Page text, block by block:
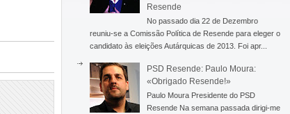
Resende
No passado dia 22 de Dezembro
reuniu-se a Comissão Política de Resende para eleger o
candidato às eleições Autárquicas de 2013. Foi apr...
PSD Resende: Paulo Moura:
«Obrigado Resende!»
Paulo Moura Presidente do PSD
Resende Na semana passada dirigi-me